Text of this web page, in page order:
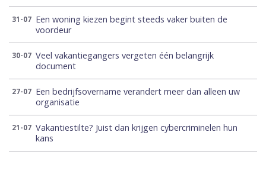
31-07 Een woning kiezen begint steeds vaker buiten de
voordeur
30-07 Veel vakantiegangers vergeten één belangrijk
document
27-07 Een bedrijfsovername verandert meer dan alleen uw
organisatie
21-07 Vakantiestilte? Juist dan krijgen cybercriminelen hun
kans